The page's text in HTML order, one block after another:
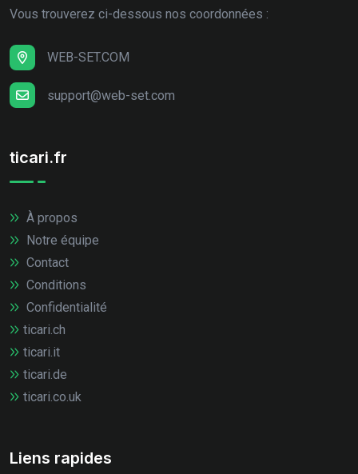
Vous trouverez ci-dessous nos coordonnées :
WEB-SET.COM
support@web-set.com
ticari.fr
À propos
Notre équipe
Contact
Conditions
Confidentialité
ticari.ch
ticari.it
ticari.de
ticari.co.uk
Liens rapides